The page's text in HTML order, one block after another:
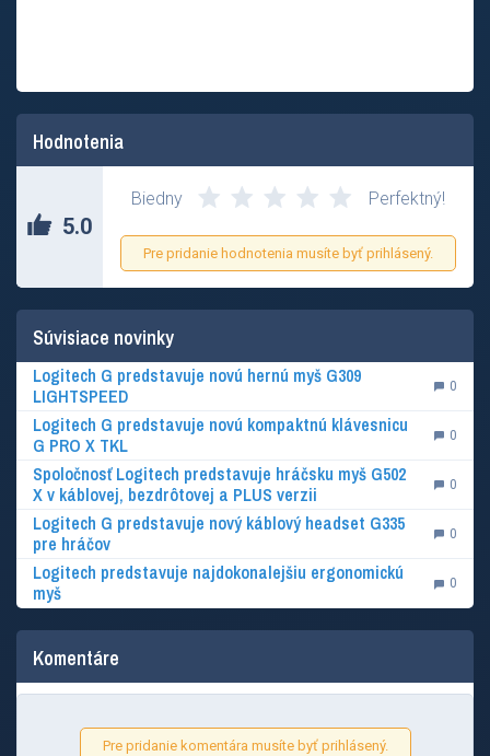
Hodnotenia
5.0
Biedny Perfektný!
Pre pridanie hodnotenia musíte byť prihlásený.
Súvisiace novinky
Logitech G predstavuje novú hernú myš G309
LIGHTSPEED
0
Logitech G predstavuje novú kompaktnú klávesnicu
G PRO X TKL
0
Spoločnosť Logitech predstavuje hráčsku myš G502
X v káblovej, bezdrôtovej a PLUS verzii
0
Logitech G predstavuje nový káblový headset G335
pre hráčov
0
Logitech predstavuje najdokonalejšiu ergonomickú
myš
0
Komentáre
Pre pridanie komentára musíte byť prihlásený.